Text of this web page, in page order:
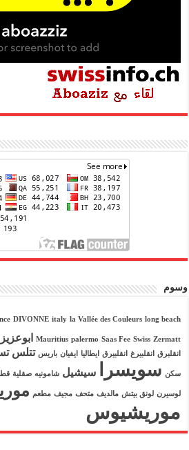
وسوم
DIVONNE italy la Vallée des Couleurs long beach
Mauritius palermo Saas Fee Swiss Zermatt ابوعزيز
انقلبرق
انقلبيرغ انقلبيرق ايطاليا ايفيان باريس تتلس
سكن سويسرا سيشيل شامونيه صقلية
لوسيرن لونق بيتش مالديف متحف مجيف مطعم
موريشيوس